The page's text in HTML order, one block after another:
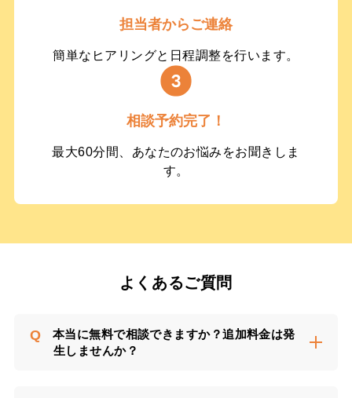
担当者からご連絡
簡単なヒアリングと日程調整を行います。
相談予約完了！
最大60分間、あなたのお悩みをお聞きしま
す。
よくあるご質問
Q
本当に無料で相談できますか？追加料金は発
生しませんか？